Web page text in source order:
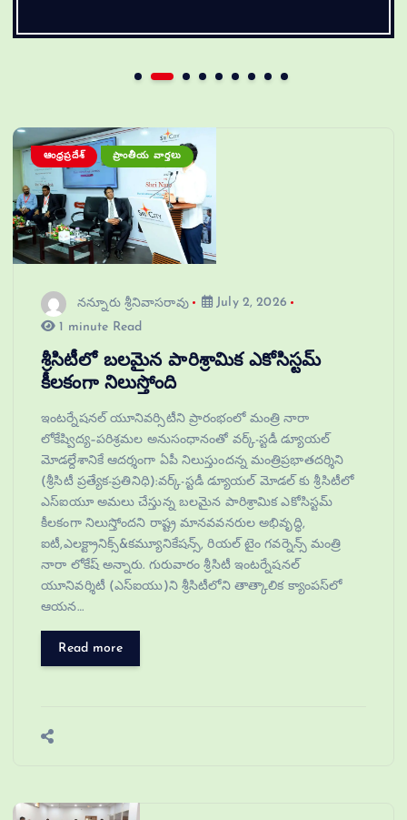
ఆంధ్రప్రదేశ్ ప్రాంతీయ వార్తలు
నన్నూరు శ్రీనివాసరావు
July 2, 2026
1 minute Read
శ్రీసిటీలో బలమైన పారిశ్రామిక ఎకోసిస్టమ్
కీలకంగా నిలుస్తోంది
ఇంటర్నేషనల్ యూనివర్సిటీని ప్రారంభంలో మంత్రి నారా
లోకేష్విద్య–పరిశ్రమల అనుసంధానంతో వర్క్-స్టడీ డ్యూయల్
మోడల్దేశానికే ఆదర్శంగా ఏపీ నిలుస్తుందన్న మంత్రిప్రభాతదర్శిని
(శ్రీసిటీ ప్రత్యేక-ప్రతినిధి):వర్క్-స్టడీ డ్యూయల్ మోడల్ కు శ్రీసిటీలో
ఎస్‌ఐయూ అమలు చేస్తున్న బలమైన పారిశ్రామిక ఎకోసిస్టమ్
కీలకంగా నిలుస్తోందని రాష్ట్ర మానవవనరుల అభివృద్ధి,
ఐటీ,ఎలక్ట్రానిక్స్&కమ్యూనికేషన్స్, రియల్ టైం గవర్నెన్స్ మంత్రి
నారా లోకేష్ అన్నారు. గురువారం శ్రీసిటీ ఇంటర్నేషనల్
యూనివర్శిటీ (ఎస్ఐయు)ని శ్రీసిటీలోని తాత్కాలిక క్యాంపస్‌లో
ఆయన…
Read more